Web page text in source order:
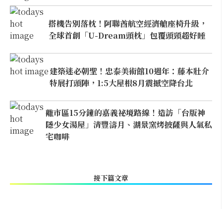
搭機告別落枕！阿聯酋航空經濟艙座椅升級，
全球首創「U-Dream頭枕」包覆頭頸超好睡
建築迷必朝聖！忠泰美術館10週年：藤本壯介
特展打頭陣，1:5大屋根8月震撼空降台北
離市區15分鐘的嘉義祕境路線！造訪「台版神
隱少女湯屋」清豐濤月、湖景窯烤披薩與人氣私
宅咖啡
接下篇文章